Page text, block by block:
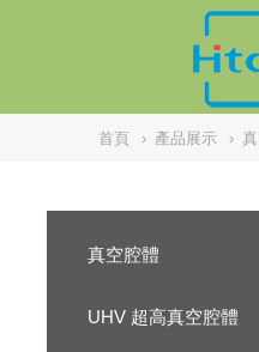
首頁 › 產品展示 ›
真空腔體
UHV 超高真空腔體